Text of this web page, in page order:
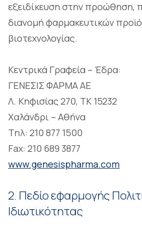
εξειδίκευση στην προώθηση,
διανομή φαρμακευτικών
βιοτεχνολογίας.
Κεντρικά Γραφεία – Έδρα:
ΓΕΝΕΣΙΣ ΦΑΡΜΑ ΑΕ
Λ. Κηφισίας 270, ΤΚ 15232
Χαλάνδρι – Αθήνα
Tηλ: 210 877 1500
Fax: 210 689 3877
www.genesispharma.com
2. Πεδίο εφαρμογής
Ιδιωτικότητας